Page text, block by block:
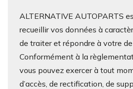
ALTERNATIVE AUTOPARTS
recueillir vos données à
de traiter et répondre à votre
Conformément à la
vous pouvez exercer à tout
d’accès, de rectification, de